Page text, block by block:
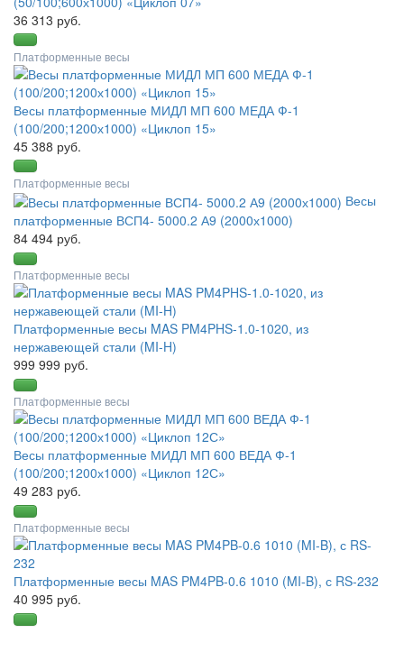
36 313 руб.
Платформенные весы
Весы платформенные МИДЛ МП 600 МЕДА Ф-1
(100/200;1200х1000) «Циклоп 15»
45 388 руб.
Платформенные весы
Весы
платформенные ВСП4- 5000.2 А9 (2000х1000)
84 494 руб.
Платформенные весы
Платформенные весы MAS PM4PHS-1.0-1020, из
нержавеющей стали (MI-H)
999 999 руб.
Платформенные весы
Весы платформенные МИДЛ МП 600 ВЕДА Ф-1
(100/200;1200х1000) «Циклоп 12С»
49 283 руб.
Платформенные весы
Платформенные весы MAS PM4PB-0.6 1010 (MI-B), с RS-232
40 995 руб.